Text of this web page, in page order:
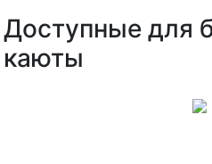
Доступные для
каюты